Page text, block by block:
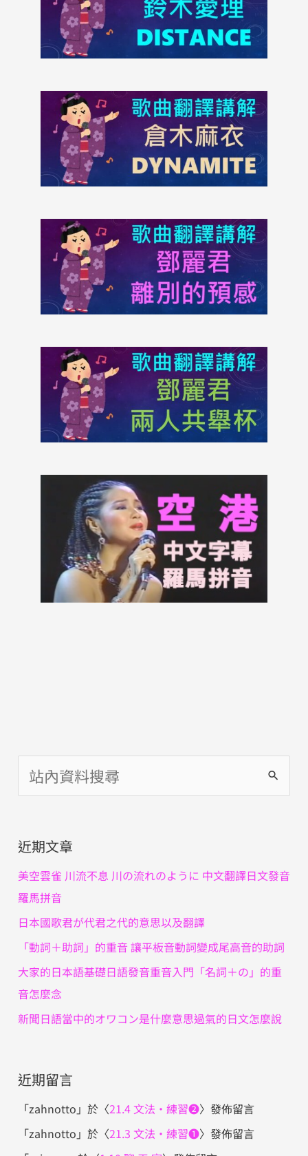
尋
鍵
字
:
近期文章
美空雲雀 川流不息 川の流れのように 中文翻譯日文發音
羅馬拼音
日本國歌君が代君之代的意思以及翻譯
「動詞＋助詞」的重音 讓平板音動詞變成尾高音的助詞
大家的日本語基礎日語發音重音入門「名詞＋の」的重
音怎麼念
新聞日語當中的オワコン是什麼意思過氣的日文怎麼說
近期留言
「zahnotto 」於〈21.4 文法・練習❷〉發佈留言
「zahnotto 」於〈21.3 文法・練習❶〉發佈留言